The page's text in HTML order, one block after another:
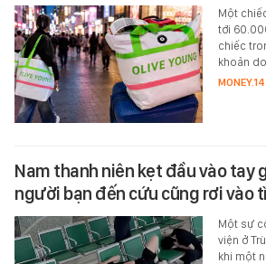
Một
tới
chiếc
khoản
MONEY.14
Nam thanh niên kẹt đầu vào tay
người bạn đến cứu cũng rơi vào
Một sự
viện ở
khi một